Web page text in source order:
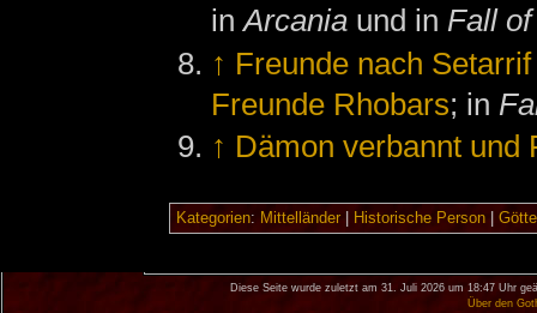
inArcania und in Fall
↑ Freunde nach
Freunde Rhobars; in
↑ Dämon verbannt und
Kategorien: Mittelländer| Historische Person|
Diese Seite wurde zuletzt am 31. Juli 2026 um 18:47 Uhr
Über den